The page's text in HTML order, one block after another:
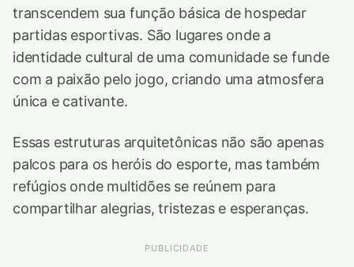
transcendem sua função básica de hospedar
partidas esportivas. São lugares onde a
identidade cultural de uma comunidade se funde
com a paixão pelo jogo, criando uma atmosfera
única e cativante.
Essas estruturas arquitetônicas não são apenas
palcos para os heróis do esporte, mas também
refúgios onde multidões se reúnem para
compartilhar alegrias, tristezas e esperanças.
PUBLICIDADE